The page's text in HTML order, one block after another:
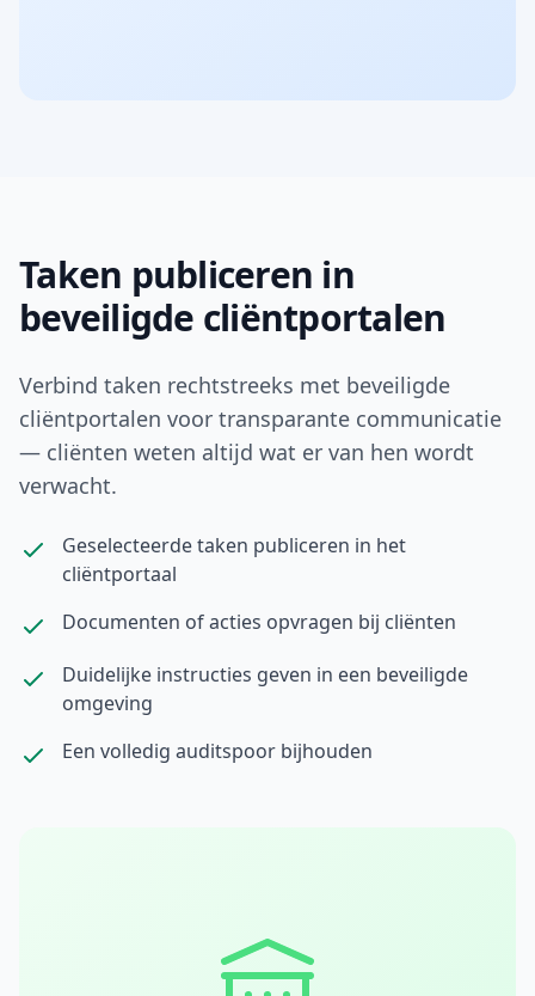
Taken publiceren in
beveiligde cliëntportalen
Verbind taken rechtstreeks met beveiligde
cliëntportalen voor transparante communicatie
— cliënten weten altijd wat er van hen wordt
verwacht.
Geselecteerde taken publiceren in het
cliëntportaal
Documenten of acties opvragen bij cliënten
Duidelijke instructies geven in een beveiligde
omgeving
Een volledig auditspoor bijhouden